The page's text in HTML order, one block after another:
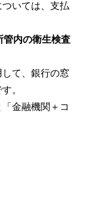
いては、支払
管内の衛生検査
て、銀行の窓
。
金融機関＋コ